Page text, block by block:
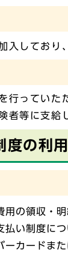
入してお
行ってい
者等に支給
度の利
用の領収・
払い制度に
ーカードま